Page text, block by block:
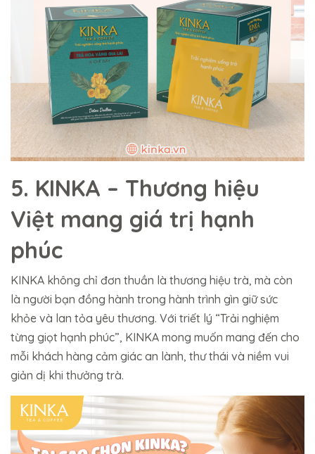
5. KINKA – Thương hiệu
Việt mang giá trị hạnh
phúc
KINKA không chỉ đơn thuần là thương hiệu trà, mà còn
là người bạn đồng hành trong hành trình gìn giữ sức
khỏe và lan tỏa yêu thương. Với triết lý “Trải nghiệm
từng giọt hạnh phúc”, KINKA mong muốn mang đến cho
mỗi khách hàng cảm giác an lành, thư thái và niềm vui
giản dị khi thưởng trà.